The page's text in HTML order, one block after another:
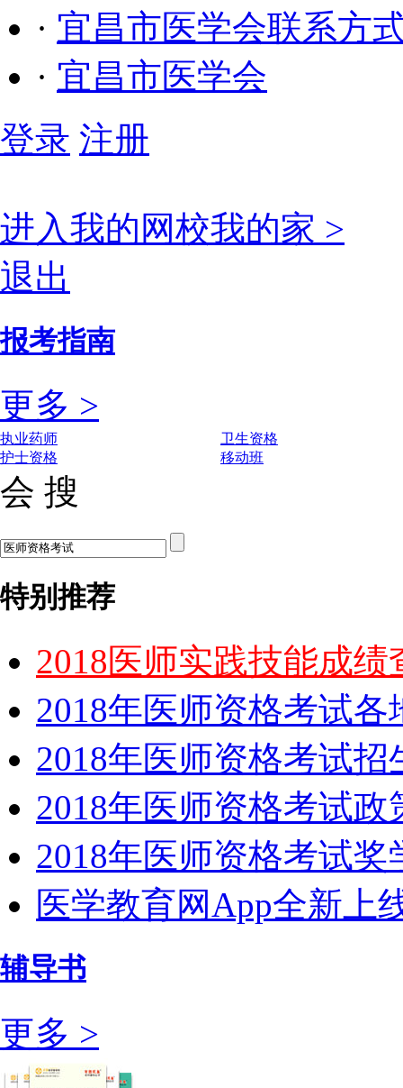
· 宜昌市医学会联系方
· 宜昌市医学会
登录 注册
进入我的网校我的家 >
退出
报考指南
更多 >
执业药师
卫生资格
护士资格
移动班
会 搜
特别推荐
2018医师实践技能成
2018年医师资格考试
2018年医师资格考试
2018年医师资格考试政
2018年医师资格考试
医学教育网App全新上
辅导书
更多 >